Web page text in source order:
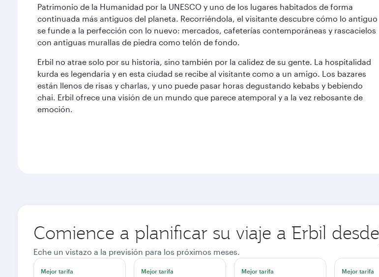
Patrimonio de la Humanidad por la UNESCO y uno de los lugares habitados de forma
continuada más antiguos del planeta. Recorriéndola, el visitante descubre cómo lo antiguo
se funde a la perfección con lo nuevo: mercados, cafeterías contemporáneas y rascacielos
con antiguas murallas de piedra como telón de fondo.
Erbil no atrae solo por su historia, sino también por la calidez de su gente. La hospitalidad
kurda es legendaria y en esta ciudad se recibe al visitante como a un amigo. Los bazares
están llenos de risas y charlas, y uno puede pasar horas degustando kebabs y bebiendo
chai. Erbil ofrece una visión de un mundo que parece atemporal y a la vez rebosante de
emoción.
Comience a planificar su viaje a Erbil desde
Eche un vistazo a la previsión para los próximos meses.
Mejor tarifa Mejor tarifa Mejor tarifa Mejor tarifa